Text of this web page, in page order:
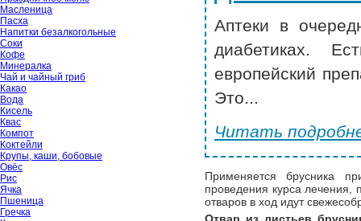
Масленица
Пасха
Напитки безалкогольные
Соки
Кофе
Минералка
Чай и чайный гриб
Какао
Вода
Кисель
Квас
Компот
Коктейли
Крупы, каши, бобовые
Овёс
Рис
Ячка
Пшеница
Гречка
Аптеки в
диабетиках.
европейский
Это...
Читать
Применяется брусника
проведения курса лечения,
отваров в ход идут